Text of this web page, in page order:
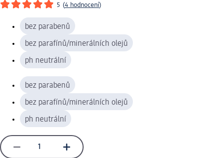
5 (4 hodnocení)
bez parabenů
bez parafínů/minerálních olejů
ph neutrální
bez parabenů
bez parafínů/minerálních olejů
ph neutrální